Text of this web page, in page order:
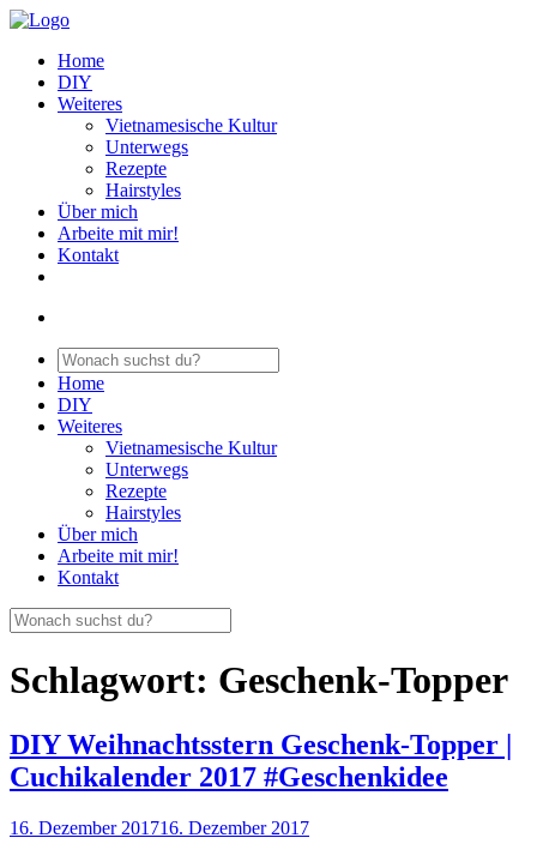
Home
DIY
Weiteres
Vietnamesische Kultur
Unterwegs
Rezepte
Hairstyles
Über mich
Arbeite mit mir!
Kontakt
Home
DIY
Weiteres
Vietnamesische Kultur
Unterwegs
Rezepte
Hairstyles
Über mich
Arbeite mit mir!
Kontakt
Schlagwort: Geschenk-Topper
DIY Weihnachtsstern Geschenk-Topper |
Cuchikalender 2017 #Geschenkidee
16. Dezember 201716. Dezember 2017